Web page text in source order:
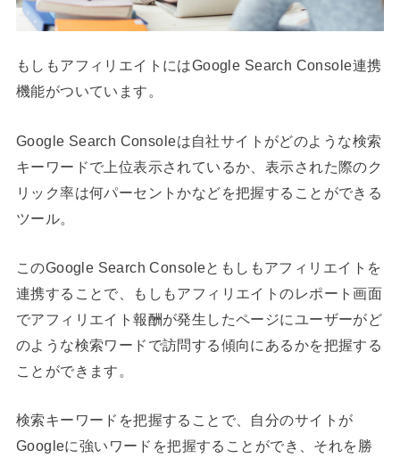
もしもアフィリエイトにはGoogle Search Console連携
機能がついています。
Google Search Consoleは自社サイトがどのような検索
キーワードで上位表示されているか、表示された際のク
リック率は何パーセントかなどを把握することができる
ツール。
このGoogle Search Consoleともしもアフィリエイトを
連携することで、もしもアフィリエイトのレポート画面
でアフィリエイト報酬が発生したページにユーザーがど
のような検索ワードで訪問する傾向にあるかを把握する
ことができます。
検索キーワードを把握することで、自分のサイトが
Googleに強いワードを把握することができ、それを勝